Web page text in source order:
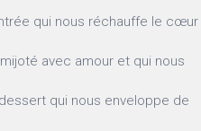
qui nous réchauffe le cœur
avec amour et qui nous
qui nous enveloppe de